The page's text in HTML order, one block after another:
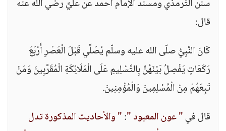
سنن التّرمذي ومسند الإمام أحمد عن عليٍّ رضي الله عنه
قال:
كَانَ النَّبِيُّ صلّى الله عليه وسلّم يُصَلِّي قَبْلَ الْعَصْرِ أَرْبَعَ
رَكَعَاتٍ يَفْصِلُ بَيْنَهُنَّ بِالتَّسْلِيمِ عَلَى الْمَلَائِكَةِ الْمُقَرَّبِينَ وَمَنْ
تَبِعَهُمْ مِنْ الْمُسْلِمِينَ وَالْمُؤْمِنِينَ.
قال في" عون المعبود ":" والأحاديث المذكورة تدل